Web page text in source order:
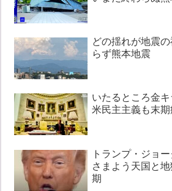
どの揺れが地震
らず熊本地震
いたるところ金
米民主主義も末期
トランプ・ジョ
さまよう天国と
期